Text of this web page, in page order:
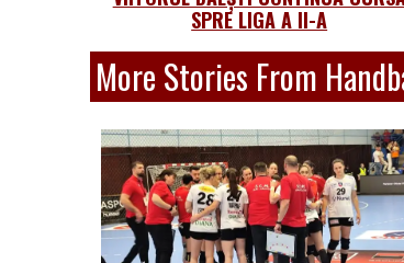
SPRE LIGA A II-A
More Stories From